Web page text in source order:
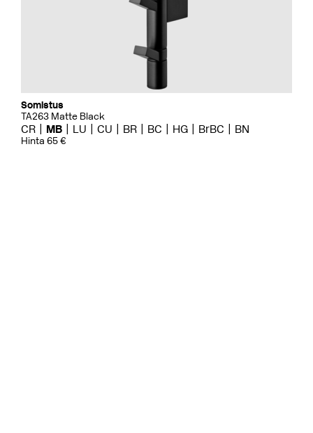
Somistus
TA263 Matte Black
CR MB LU CU BR BC HG BrBC BN
Hinta 65 €